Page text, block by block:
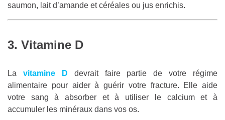
saumon, lait d’amande et céréales ou jus enrichis.
3. Vitamine D
La vitamine D devrait faire partie de votre régime
alimentaire pour aider à guérir votre fracture. Elle aide
votre sang à absorber et à utiliser le calcium et à
accumuler les minéraux dans vos os.